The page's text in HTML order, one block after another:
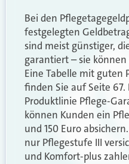
Bei den
festgelegten
sind meist günstiger,
garantiert – sie
Eine Tabelle mit guten
finden Sie auf Seite 67.
Produktlinie Pflege-
können Kunden ein
und 150 Euro
nur Pflegestufe III
und Komfort-plus